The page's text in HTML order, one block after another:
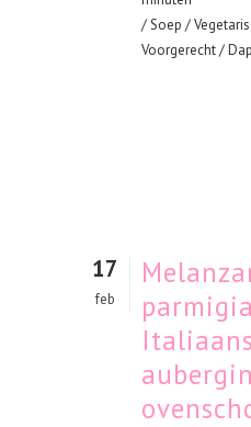
/Soep /
Voorgerecht/
17
feb